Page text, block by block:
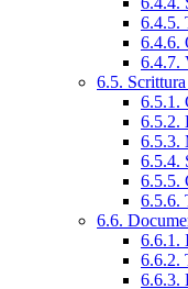
6.4.5.
6.4.6.
6.4.7.
6.5.
6.5.1.
6.5.2.
6.5.3.
6.5.4.
6.5.5.
6.5.6.
6.6.
6.6.1.
6.6.2.
6.6.3.